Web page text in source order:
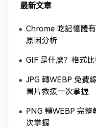
最新文章
Chrome 吃記憶體
原因分析
GIF 是什麼？格式
JPG 轉WEBP 免費
圖片救援一次掌握
PNG 轉WEBP 完
次掌握